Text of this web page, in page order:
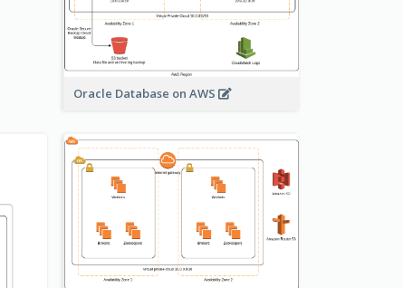
Oracle Database on AWS